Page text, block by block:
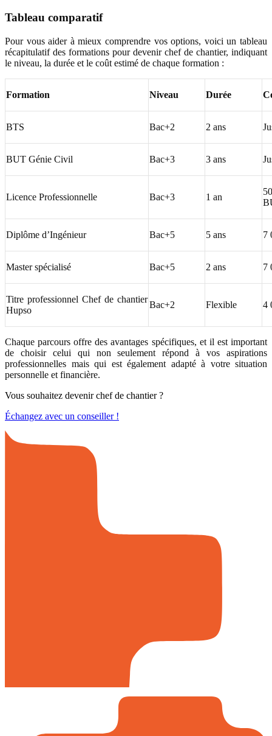
Tableau comparatif
Pour vous aider à mieux comprendre vos options, voici un tableau
récapitulatif des formations pour devenir chef de chantier, indiquant
le niveau, la durée et le coût estimé de chaque formation :
Formation Niveau Durée
BTS Bac+2 2 ans
BUT Génie Civil Bac+3 3 ans
Licence Professionnelle Bac+3 1 an
Diplôme d’Ingénieur Bac+5 5 ans 7
Master spécialisé Bac+5 2 ans 7
Titre professionnel Chef de chantier
Hupso
Bac+2 Flexible 4
Chaque parcours offre des avantages spécifiques, et il est important
de choisir celui qui non seulement répond à vos aspirations
professionnelles mais qui est également adapté à votre situation
personnelle et financière.
Vous souhaitez devenir chef de chantier ?
Échangez avec un conseiller !